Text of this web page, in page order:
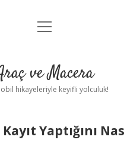
Anasayfa
Yasal Uyarı
menüyü
ve Macera
hikayeleriyle keyifli yolculuk!
Yaptığını